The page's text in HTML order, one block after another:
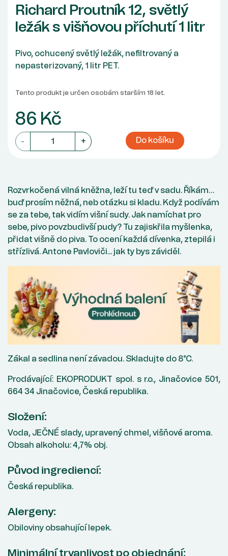
Richard Proutník 12, světlý
ležák s višňovou příchutí 1 litr
Pivo, ochucený světlý ležák, nefiltrovaný a
nepasterizovaný, 1 litr PET.
Tento produkt je určen osobám starším 18 let.
86 Kč
- + Do košíku
Rozvrkočená vilná kněžna, leží tu teď v sadu. Říkám…
buď prosím něžná, neb otázku si kladu. Když podívám
se za tebe, tak vidím višní sudy. Jak namíchat pro
sebe, pivo povzbudivší pudy? Tu zajiskřila myšlenka,
přidat višně do piva. To ocení každá dívenka, ztepilá i
střízlivá. Antone Pavloviči... jak ty bys záviděl.
Zákal a sedlina není závadou. Skladujte do 8°C.
Prodávající: EKOPRODUKT spol. s r.o., Jinačovice 501,
664 34 Jinačovice, Česká republika.
Složení:
Voda, JEČNÉ slady, upravený chmel, višňové aroma.
Obsah alkoholu: 4,7% obj.
Původ ingrediencí:
Česká republika.
Alergeny:
Obiloviny obsahující lepek.
Minimální trvanlivost po objednání: